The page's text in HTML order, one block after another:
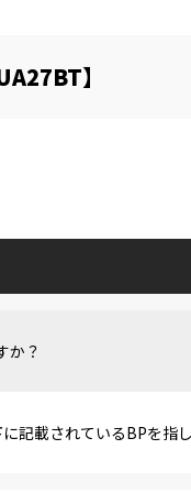
】
か？
記載されているBPを指